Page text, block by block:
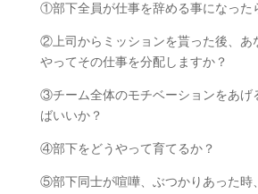
①部下全員が仕事を辞める事になった
②上司からミッションを貰った後、あ
やってその仕事を分配しますか？
③チーム全体のモチベーションをあげ
ばいいか？
④部下をどうやって育てるか？
⑤部下同士が喧嘩、ぶつかりあった時